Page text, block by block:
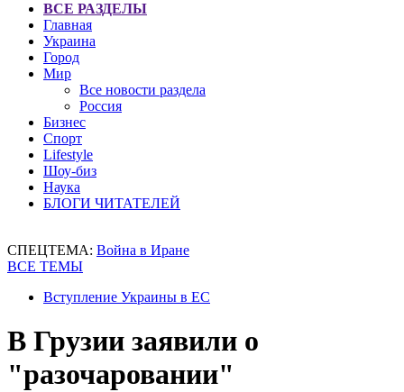
ВСЕ РАЗДЕЛЫ
Главная
Украина
Город
Мир
Все новости раздела
Россия
Бизнес
Спорт
Lifestyle
Шоу-биз
Наука
БЛОГИ ЧИТАТЕЛЕЙ
СПЕЦТЕМА: Война в Иране
ВСЕ ТЕМЫ
Вступление Украины в ЕС
В Грузии заявили о
"разочаровании"